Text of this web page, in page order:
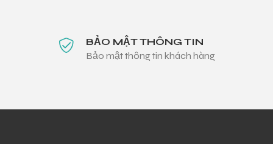
BẢO MẬT THÔNG TIN
Bảo mật thông tin khách hàng